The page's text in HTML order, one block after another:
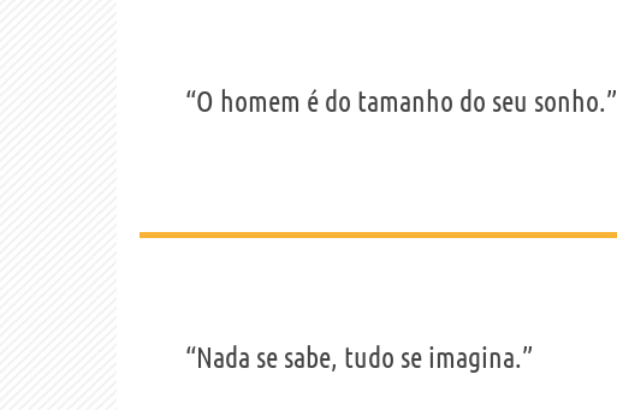
“O homem é do tamanho do seu sonho.”
“Nada se sabe, tudo se imagina.”